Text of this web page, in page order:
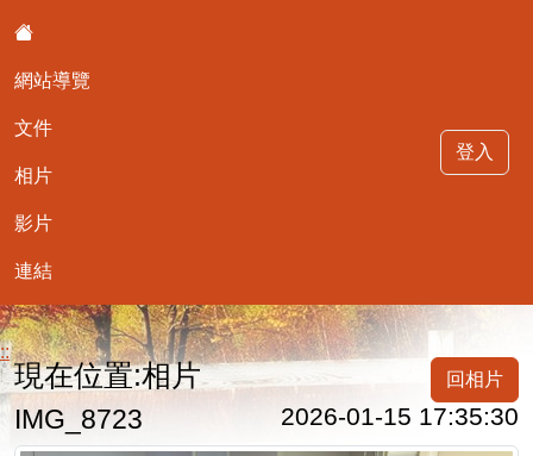
網站導覽
文件
相片
影片
連結
登入
回相片
現在位置:相片
IMG_8723 2026-01-15 17:35:30